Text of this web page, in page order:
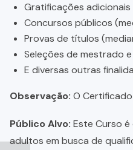
Gratificações
Concursos públicos
Provas de títulos
Seleções de mestrado
E diversas outras
Observação: O Certificado
Público Alvo: Este Curso
adultos em busca de